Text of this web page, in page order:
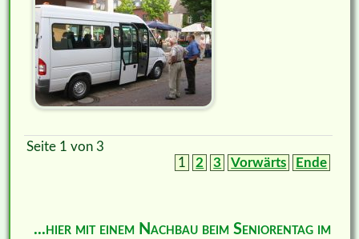
Seite 1 von 3
1
2 3 Vorwärts Ende
...hier mit einem Nachbau beim Seniorentag im